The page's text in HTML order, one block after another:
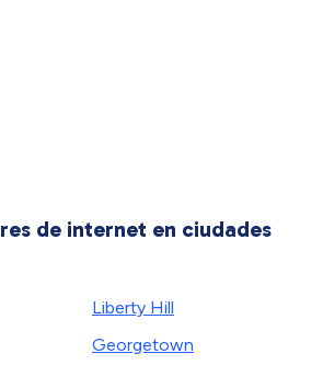
de internet en ciudades
Liberty Hill
Georgetown